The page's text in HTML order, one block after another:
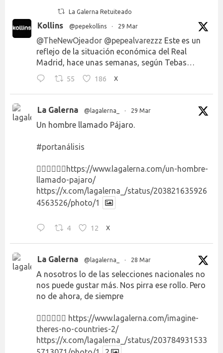
La Galerna Retuiteado
Kollins @pepekollins · 29 Mar
@TheNewOjeador @pepealvarezzz Este es un
reflejo de la situación económica del Real
Madrid, hace unas semanas, según Tebas…
55 186 X
La Galerna @lagalerna_ · 29 Mar
Un hombre llamado Pájaro.
#portanálisis
👉🏻👉🏻👉🏻 https://www.lagalerna.com/un-hombre-
llamado-pajaro/
https://x.com/lagalerna_/status/203821635926
4563526/photo/1
4 12 X
La Galerna @lagalerna_ · 28 Mar
A nosotros lo de las selecciones nacionales no
nos puede gustar más. Nos pirra ese rollo. Pero
no de ahora, de siempre
👉🏻👉🏻👉🏻 https://www.lagalerna.com/imagine-
theres-no-countries-2/
https://x.com/lagalerna_/status/203784931533